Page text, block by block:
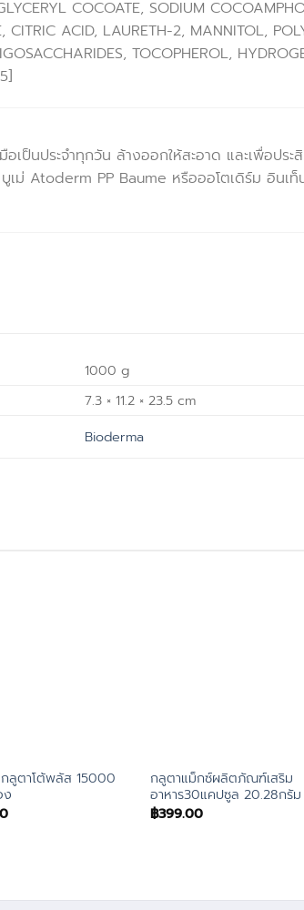
COCOATE, SODIUM
CITRIC ACID, LAURETH-2, MANNITOL,
TOCOPHEROL,
อเป็นประจำทุกวัน ล้างออกให้สะอาด และเพื่อป
เม่ Atoderm PP Baume หรือออโตเดิร์ม อิน
1000 g
7.3 × 11.2 × 23.5 cm
Bioderma
กลูตาโต้พลัส 15000
กลูตาแม็กซ์ผลิตภัณฑ์เสริม
อาหาร30แคปซูล 20.28กรัม
฿399.00